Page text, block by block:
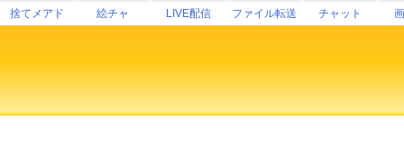
捨てメアド 絵チャ LIVE配信 ファイル転送 チャット